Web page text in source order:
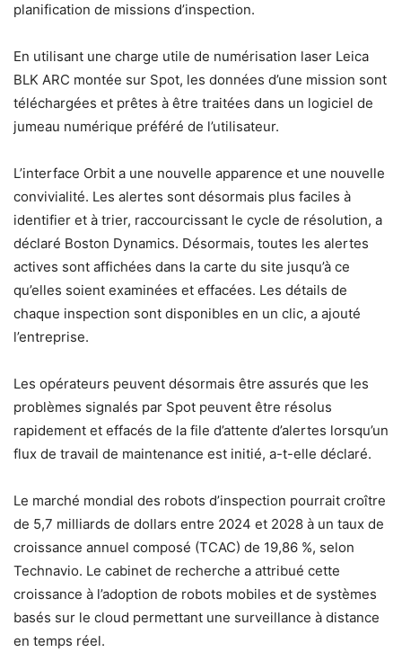
planification de missions d’inspection.
En utilisant une charge utile de numérisation laser Leica
BLK ARC montée sur Spot, les données d’une mission sont
téléchargées et prêtes à être traitées dans un logiciel de
jumeau numérique préféré de l’utilisateur.
L’interface Orbit a une nouvelle apparence et une nouvelle
convivialité. Les alertes sont désormais plus faciles à
identifier et à trier, raccourcissant le cycle de résolution, a
déclaré Boston Dynamics. Désormais, toutes les alertes
actives sont affichées dans la carte du site jusqu’à ce
qu’elles soient examinées et effacées. Les détails de
chaque inspection sont disponibles en un clic, a ajouté
l’entreprise.
Les opérateurs peuvent désormais être assurés que les
problèmes signalés par Spot peuvent être résolus
rapidement et effacés de la file d’attente d’alertes lorsqu’un
flux de travail de maintenance est initié, a-t-elle déclaré.
Le marché mondial des robots d’inspection pourrait croître
de 5,7 milliards de dollars entre 2024 et 2028 à un taux de
croissance annuel composé (TCAC) de 19,86 %, selon
Technavio. Le cabinet de recherche a attribué cette
croissance à l’adoption de robots mobiles et de systèmes
basés sur le cloud permettant une surveillance à distance
en temps réel.